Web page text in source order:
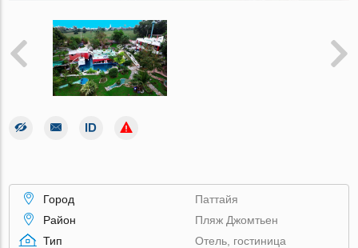
Город
Паттайя
Район
Пляж Джомтьен
Тип
Отель, гостиница